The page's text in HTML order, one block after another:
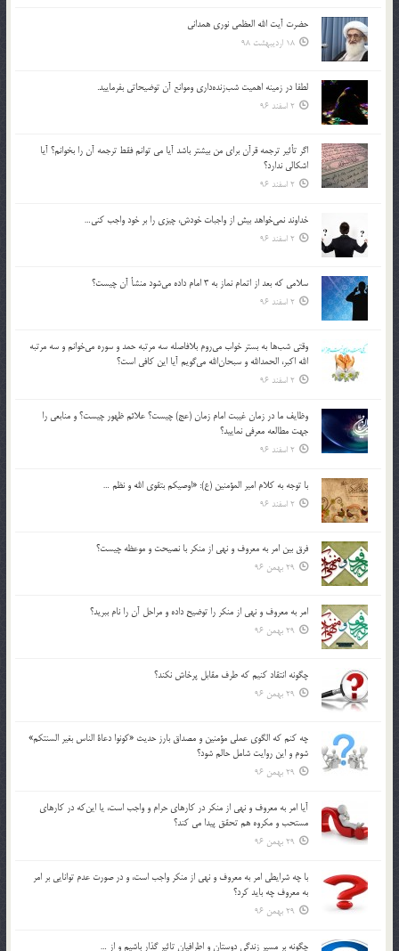
حضرت آیت الله العظمی نوری همدانی
18 اردیبهشت 98
لطفا در زمينه اهميت شب‌زنده‌داري وموانع آن توضيحاتي بفرماييد.
2 اسفند 96
اگر تأثير ترجمه قرآن براي من بيشتر باشد آيا مي توانم فقط ترجمه آن را بخوانم؟ آيا
اشكالي ندارد؟
2 اسفند 96
خداوند نمي‌خواهد بيش از واجبات خودش، چيزي را بر خود واجب كني…
2 اسفند 96
سلامي كه بعد از اتمام نماز به 3 امام داده مي‌شود منشأ آن چيست؟
2 اسفند 96
وقتي شب‌ها به بستر خواب مي‌روم بلافاصله سه مرتبه حمد و سوره مي‌خوانم و سه مرتبه
الله اكبر، الحمدالله و سبحان‌الله مي‌گويم آيا اين كافي است؟
2 اسفند 96
وظايف ما در زمان غيبت امام زمان (عج) چيست؟ علائم ظهور چيست؟ و منابعي را
جهت مطالعه معرفي نماييد؟
2 اسفند 96
با توجه به كلام امير المؤمنين (ع): «اوصيكم بتقوي الله و نظم …
2 اسفند 96
فرق بين امر به معروف و نهي از منكر با نصيحت و موعظه چيست؟
29 بهمن 96
امر به معروف و نهي از منكر را توضيح داده و مراحل آن را نام ببريد؟
29 بهمن 96
چگونه انتقاد كنيم كه طرف مقابل پرخاش نكند؟
29 بهمن 96
چه كنم كه الگوي عملي مؤمنين و مصداق بارز حديث «كونوا دعاة الناس بغير السنتكم»
شوم و اين روايت شامل حالم شود؟
29 بهمن 96
آيا امر به معروف و نهي از منكر در كارهاي حرام و واجب است، يا اين‌كه در كارهاي
مستحب و مكروه هم تحقق پيدا مي كند؟
29 بهمن 96
با چه شرايطي امر به معروف و نهي از منکر واجب است، و در صورت عدم توانايي بر امر
به معروف چه بايد کرد؟
29 بهمن 96
چگونه بر مسير زندگي دوستان و اطرافيان تاثير گذار باشيم و از …